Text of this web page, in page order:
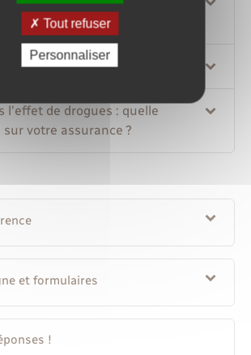
: quelles sanctions ?
l'effet de drogues : quelle
votre assurance ?
et formulaires
!
Tout refuser
Personnaliser